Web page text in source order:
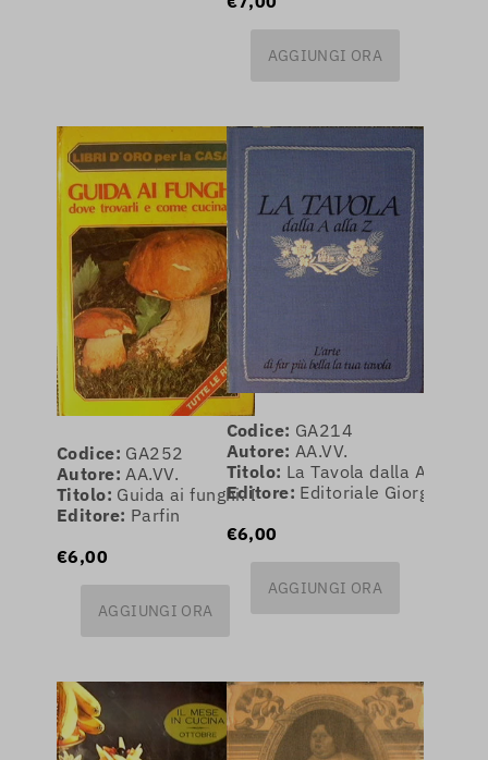
AGGIUNGI ORA
Codice: GA252
Autore: AA.VV.
Titolo: Guida ai funghi. Dove trovarli e come
Editore: Parfin
€6,00
AGGIUNGI ORA
Codice: GA214
Autore: AA.VV.
Titolo: La Tavola dalla A alla Z
Editore: Editoriale Giorgio
€6,00
AGGIUNGI ORA